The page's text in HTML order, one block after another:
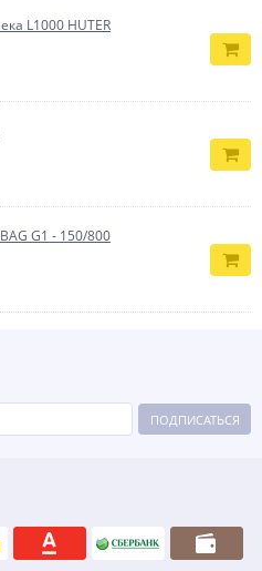
L1000 HUTER
G1 - 150/800
ПОДПИСАТЬСЯ